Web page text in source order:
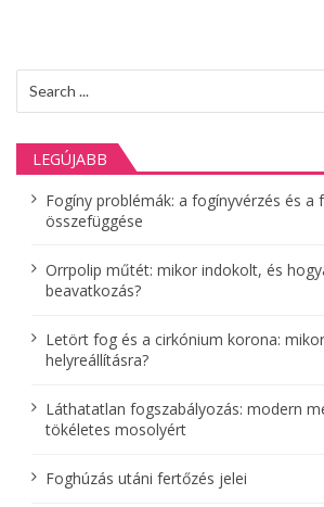
n
a
v
i
á
c
ó
for:
LEGÚJABB
Fogíny problémák: a fogínyvérzés és a
összefüggése
Orrpolip műtét: mikor indokolt, és
beavatkozás?
Letört fog és a cirkónium korona:
helyreállításra?
Láthatatlan fogszabályozás: modern
tökéletes mosolyért
Foghúzás utáni fertőzés jelei